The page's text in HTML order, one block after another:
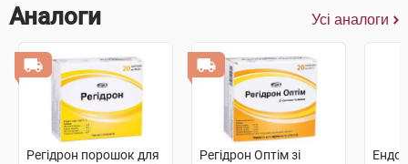
Аналоги Усі аналоги
Регідрон порошок для
Регідрон Оптім зі